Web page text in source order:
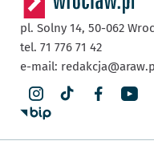
pl. Solny 14, 50-062
tel. 71 776 71 42
e-mail: